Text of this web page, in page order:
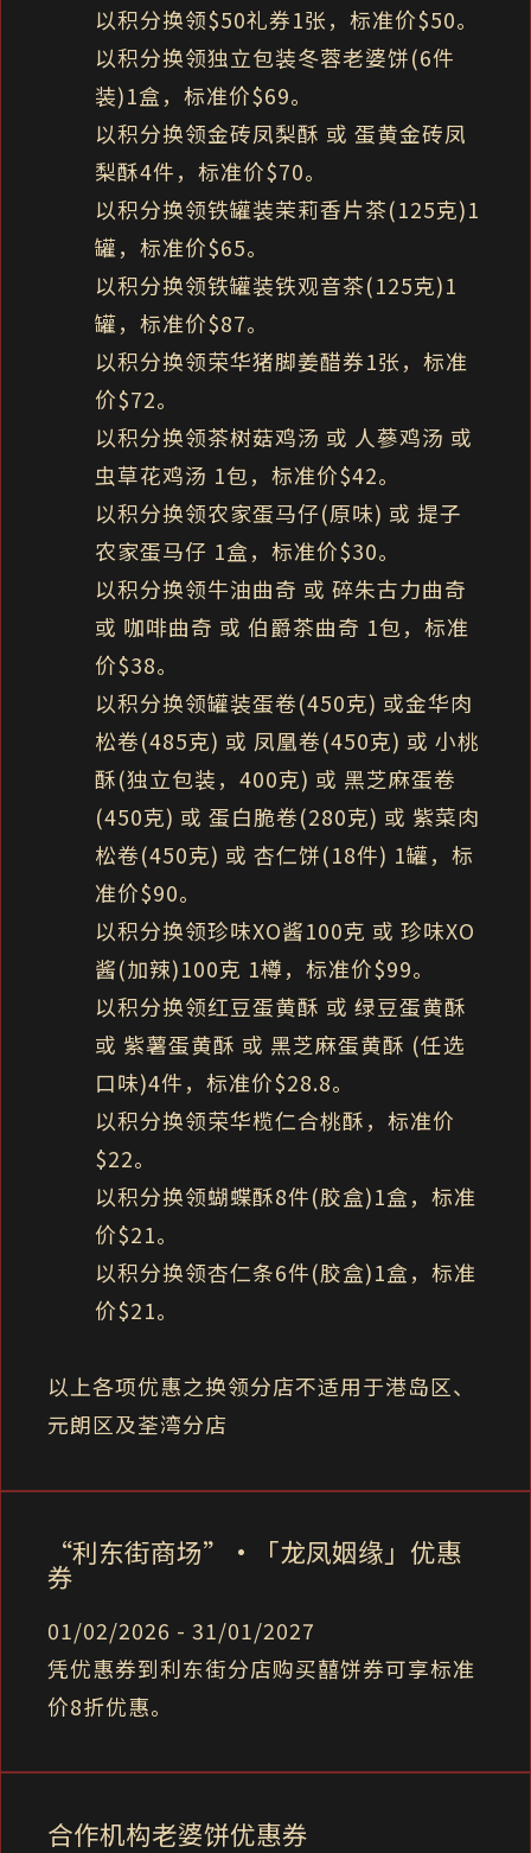
以积分换领$50礼券1张，标准价$50。
以积分换领独立包装冬蓉老婆饼(6件
装)1盒，标准价$69。
以积分换领金砖凤梨酥 或 蛋黄金砖凤
梨酥4件，标准价$70。
以积分换领铁罐装茉莉香片茶(125克)1
罐，标准价$65。
以积分换领铁罐装铁观音茶(125克)1
罐，标准价$87。
以积分换领荣华猪脚姜醋券1张，标准
价$72。
以积分换领茶树菇鸡汤 或 人蔘鸡汤 或
虫草花鸡汤 1包，标准价$42。
以积分换领农家蛋马仔(原味) 或 提子
农家蛋马仔 1盒，标准价$30。
以积分换领牛油曲奇 或 碎朱古力曲奇
或 咖啡曲奇 或 伯爵茶曲奇 1包，标准
价$38。
以积分换领罐装蛋卷(450克) 或金华肉
松卷(485克) 或 凤凰卷(450克) 或 小桃
酥(独立包装，400克) 或 黑芝麻蛋卷
(450克) 或 蛋白脆卷(280克) 或 紫菜肉
松卷(450克) 或 杏仁饼(18件) 1罐，标
准价$90。
以积分换领珍味XO酱100克 或 珍味XO
酱(加辣)100克 1樽，标准价$99。
以积分换领红豆蛋黄酥 或 绿豆蛋黄酥
或 紫薯蛋黄酥 或 黑芝麻蛋黄酥 (任选
口味)4件，标准价$28.8。
以积分换领荣华榄仁合桃酥，标准价
$22。
以积分换领蝴蝶酥8件(胶盒)1盒，标准
价$21。
以积分换领杏仁条6件(胶盒)1盒，标准
价$21。
以上各项优惠之换领分店不适用于港岛区、
元朗区及荃湾分店
“利东街商场”‧「龙凤姻缘」优惠
券
01/02/2026 - 31/01/2027
凭优惠券到利东街分店购买囍饼券可享标准
价8折优惠。
合作机构老婆饼优惠券